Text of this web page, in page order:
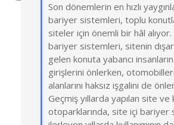
Son dönemlerin en hızlı
bariyer sistemleri, toplu
siteler için önemli bir hâl alıyor.
bariyer sistemleri, sitenin
gelen konuta yabancı
girişlerini önlerken,
alanlarını haksız işgalini de
Geçmiş yıllarda yapılan site ve
otoparklarında, site içi bariyer